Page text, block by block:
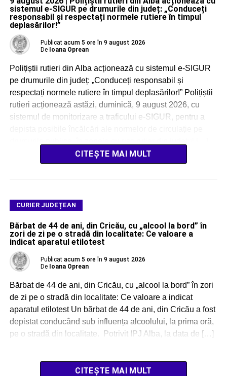
sistemul e-SIGUR pe drumurile din județ: „Conduceți
responsabil și respectați normele rutiere în timpul
deplasărilor!”
Publicat acum 5 ore în 9 august 2026
De Ioana Oprean
Polițiștii rutieri din Alba acționează cu sistemul e-SIGUR
pe drumurile din județ: „Conduceți responsabil și
respectați normele rutiere în timpul deplasărilor!” Polițiștii
rutieri acționează astăzi, duminică, 9 august 2026, cu
sistemul de monitorizare a traficului e-SIGUR, pentru a
CITEȘTE MAI MULT
CURIER JUDEȚEAN
Bărbat de 44 de ani, din Cricău, cu „alcool la bord” în
zori de zi pe o stradă din localitate: Ce valoare a
indicat aparatul etilotest
Publicat acum 5 ore în 9 august 2026
De Ioana Oprean
Bărbat de 44 de ani, din Cricău, cu „alcool la bord” în zori
de zi pe o stradă din localitate: Ce valoare a indicat
aparatul etilotest Un bărbat de 44 de ani, din Cricău a fost
depistat conducând sub influența alcoolului, la prima oră,
pe o stradă din localitate. Potrivit IPJ Alba, la data de […]
CITEȘTE MAI MULT